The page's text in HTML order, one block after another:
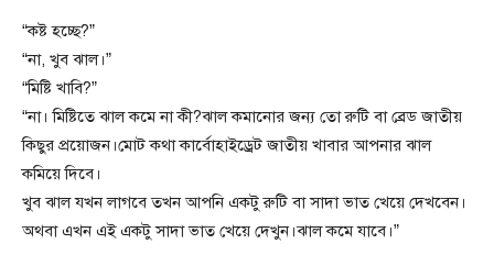
“কষ্ট হচ্ছে?”
“না, খুব ঝাল।”
“মিষ্টি খাবি?”
“না। মিষ্টিতে ঝাল কমে না কী?ঝাল কমানোর জন্য তো রুটি বা ব্রেড জাতীয়
কিছুর প্রয়োজন।মোট কথা কার্বোহাইড্রেট জাতীয় খাবার আপনার ঝাল
কমিয়ে দিবে।
খুব ঝাল যখন লাগবে তখন আপনি একটু রুটি বা সাদা ভাত খেয়ে দেখবেন।
অথবা এখন এই একটু সাদা ভাত খেয়ে দেখুন।ঝাল কমে যাবে।”